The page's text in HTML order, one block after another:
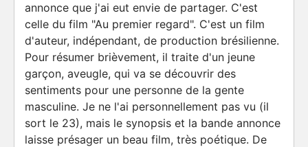
annonce que j'ai eut envie de partager. C'est
celle du film "Au premier regard". C'est un film
d'auteur, indépendant, de production brésilienne.
Pour résumer brièvement, il traite d'un jeune
garçon, aveugle, qui va se découvrir des
sentiments pour une personne de la gente
masculine. Je ne l'ai personnellement pas vu (il
sort le 23), mais le synopsis et la bande annonce
laisse présager un beau film, très poétique. De